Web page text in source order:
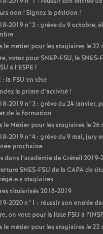
non ! Signez la pétition !
2019 n°2 : grève du 9 octobre,
le métier pour les stagiaires le 22
votez pourSNEP-FSU, leSNES-
à l’ESPE !
: la FSU en tête
la prime d’activité!
2019 n°3 : grève du 24 janvier,
de la formation
le Métier pour les stagiaires le 26
2019 n°4 : grève du 9 mai, jury
prochaine
dans l’académie de Créteil 2019-
SNES-FSU de la CAPAde
stagiaires
titularisés 2018-2019
2020 n°1 : réussir son entrée
on vote pour la liste FSU à l’
le métier pour les stagiaires le 22